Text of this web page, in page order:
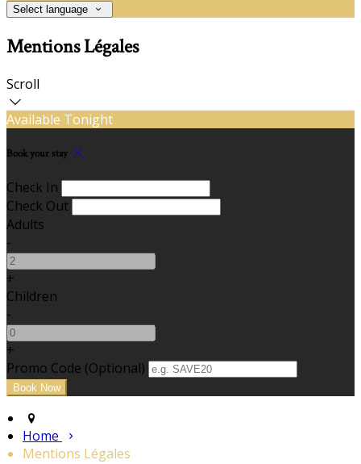
Select language
Mentions Légales
Scroll
Available Tonight
Book your stay
Check In
Check Out
Adults
-
+
Children
-
+
Promo Code (Optional)
Home
Mentions Légales